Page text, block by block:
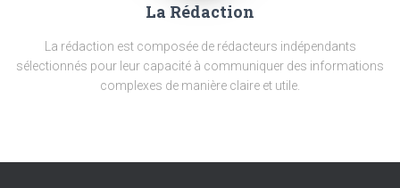
La Rédaction
La rédaction est composée de rédacteurs indépendants
sélectionnés pour leur capacité à communiquer des informations
complexes de manière claire et utile.